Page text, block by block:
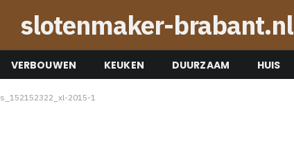
slotenmaker-brabant.nl
VERBOUWEN KEUKEN DUURZAAM HUIS
2015-1